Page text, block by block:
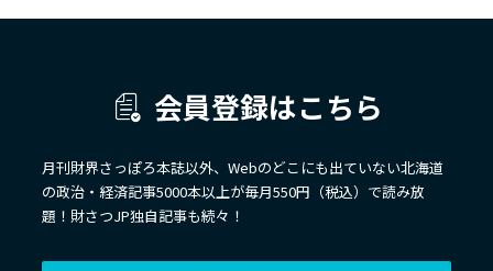
会員登録はこちら
月刊財界さっぽろ本誌以外、Webのどこにも出ていない北海道
の政治・経済記事5000本以上が毎月550円（税込）で読み放
題！財さつJP独自記事も続々！